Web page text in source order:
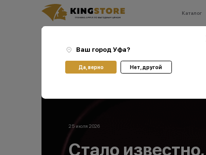
Каталог
Ваш город:
Ваш город Уфа?
Да, верно Нет, другой
25 июля 2026
Стало